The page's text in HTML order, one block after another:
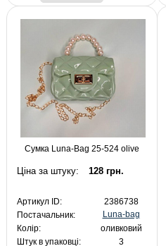
Сумка Luna-Bag 25-524 olive
Ціна за штуку: 128 грн.
Артикул ID:
2386738
Постачальник:
Luna-bag
Колір:
оливковий
Штук в упаковці:
3